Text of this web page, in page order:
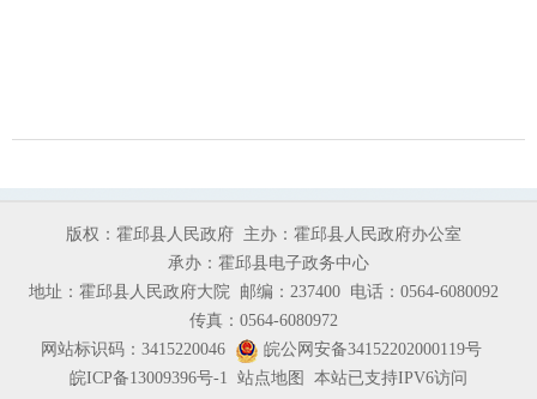
版权：霍邱县人民政府 主办：霍邱县人民政府办公室
承办：霍邱县电子政务中心
地址：霍邱县人民政府大院 邮编：237400 电话：0564-6080092
传真：0564-6080972
网站标识码：3415220046
皖公网安备34152202000119号
皖ICP备13009396号-1 站点地图 本站已支持IPV6访问